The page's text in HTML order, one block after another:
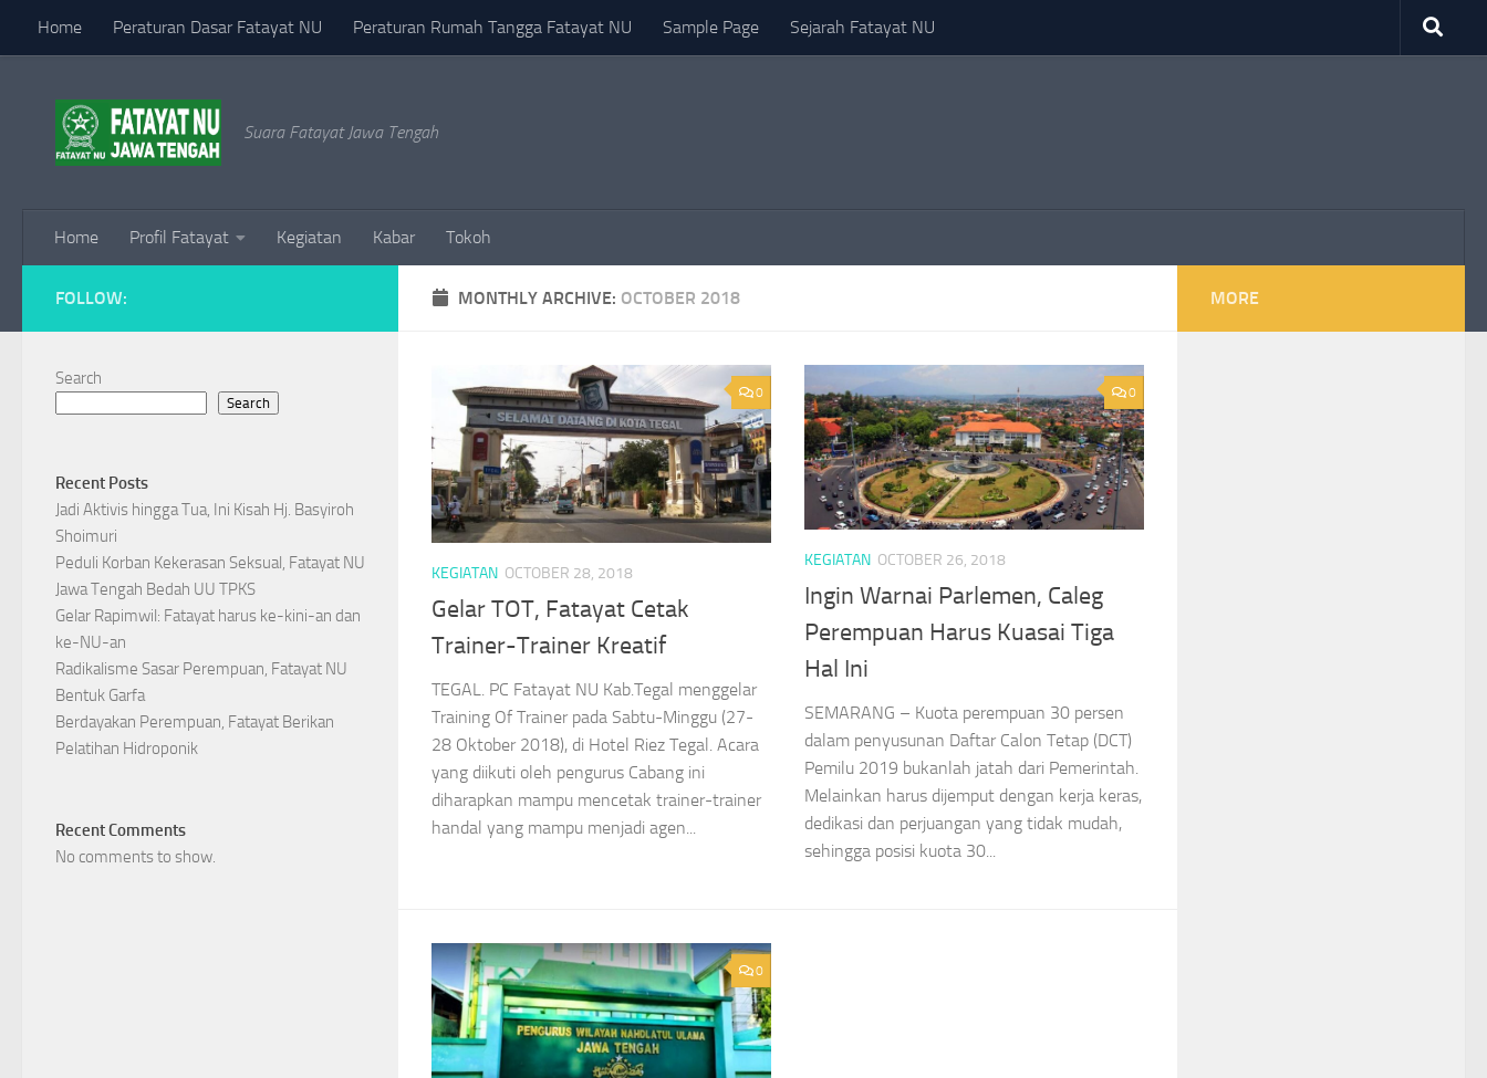
Skip to content
Home Peraturan Dasar Fatayat NU Peraturan Rumah Tangga Fatayat NU Sample Page Sejarah Fatayat NU
Suara Fatayat Jawa Tengah
Home Profil Fatayat Kegiatan Kabar Tokoh
MONTHLY ARCHIVE: OCTOBER 2018
0
KEGIATAN OCTOBER 28, 2018
Gelar TOT, Fatayat Cetak
Trainer-Trainer Kreatif
TEGAL. PC Fatayat NU Kab.Tegal menggelar
Training Of Trainer pada Sabtu-Minggu (27-
28 Oktober 2018), di Hotel Riez Tegal. Acara
yang diikuti oleh pengurus Cabang ini
diharapkan mampu mencetak trainer-trainer
handal yang mampu menjadi agen...
0
KEGIATAN OCTOBER 26, 2018
Ingin Warnai Parlemen, Caleg
Perempuan Harus Kuasai Tiga
Hal Ini
SEMARANG – Kuota perempuan 30 persen
dalam penyusunan Daftar Calon Tetap (DCT)
Pemilu 2019 bukanlah jatah dari Pemerintah.
Melainkan harus dijemput dengan kerja keras,
dedikasi dan perjuangan yang tidak mudah,
sehingga posisi kuota 30...
0
FOLLOW:
Search
Search
Recent Posts
Jadi Aktivis hingga Tua, Ini Kisah Hj. Basyiroh
Shoimuri
Peduli Korban Kekerasan Seksual, Fatayat NU
Jawa Tengah Bedah UU TPKS
Gelar Rapimwil: Fatayat harus ke-kini-an dan
ke-NU-an
Radikalisme Sasar Perempuan, Fatayat NU
Bentuk Garfa
Berdayakan Perempuan, Fatayat Berikan
Pelatihan Hidroponik
Recent Comments
No comments to show.
MORE